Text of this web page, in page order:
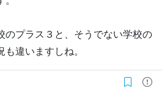
のプラス３と、そうでない学校の
違いますしね。